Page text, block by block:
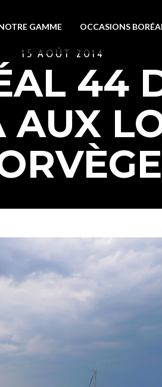
GAMME OCCASIONS
15 AOÛT 2014
44
AUX